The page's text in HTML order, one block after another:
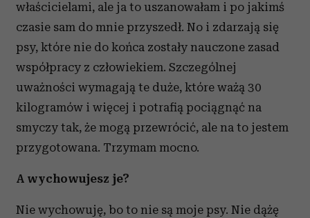
właścicielami, ale ja to uszanowałam i po jakimś
czasie sam do mnie przyszedł. No i zdarzają się
psy, które nie do końca zostały nauczone zasad
współpracy z człowiekiem. Szczególnej
uważności wymagają te duże, które ważą 30
kilogramów i więcej i potrafią pociągnąć na
smyczy tak, że mogą przewrócić, ale na to jestem
przygotowana. Trzymam mocno.
A wychowujesz je?
Nie wychowuję, bo to nie są moje psy. Nie dążę